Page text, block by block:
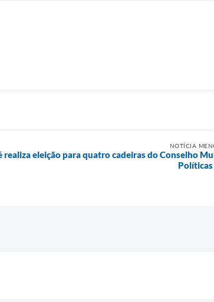
NOTÍCIA
realiza eleição para quatro cadeiras do Conselho